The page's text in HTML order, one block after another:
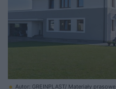
Autor: GREINPLAST/ Materiały prasowe